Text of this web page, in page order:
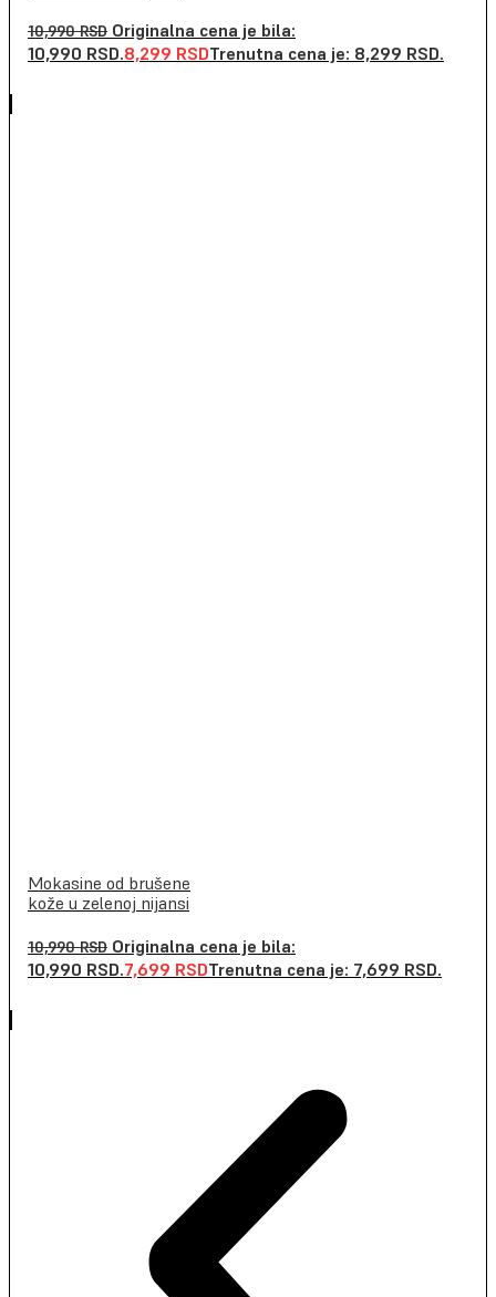
10,990RSD Originalna cena je bila:
10,990 RSD.8,299 RSDTrenutna cena je: 8,299 RSD.
Mokasine od brušene
kože u zelenoj nijansi
10,990RSD Originalna cena je bila:
10,990 RSD.7,699 RSDTrenutna cena je: 7,699 RSD.